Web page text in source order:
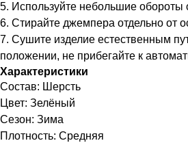
5. Используйте небольшие обороты
6. Стирайте джемпера отдельно от
7. Сушите изделие естественным
положении, не прибегайте к
Характеристики
Состав: Шерсть
Цвет: Зелёный
Сезон: Зима
Плотность: Средняя